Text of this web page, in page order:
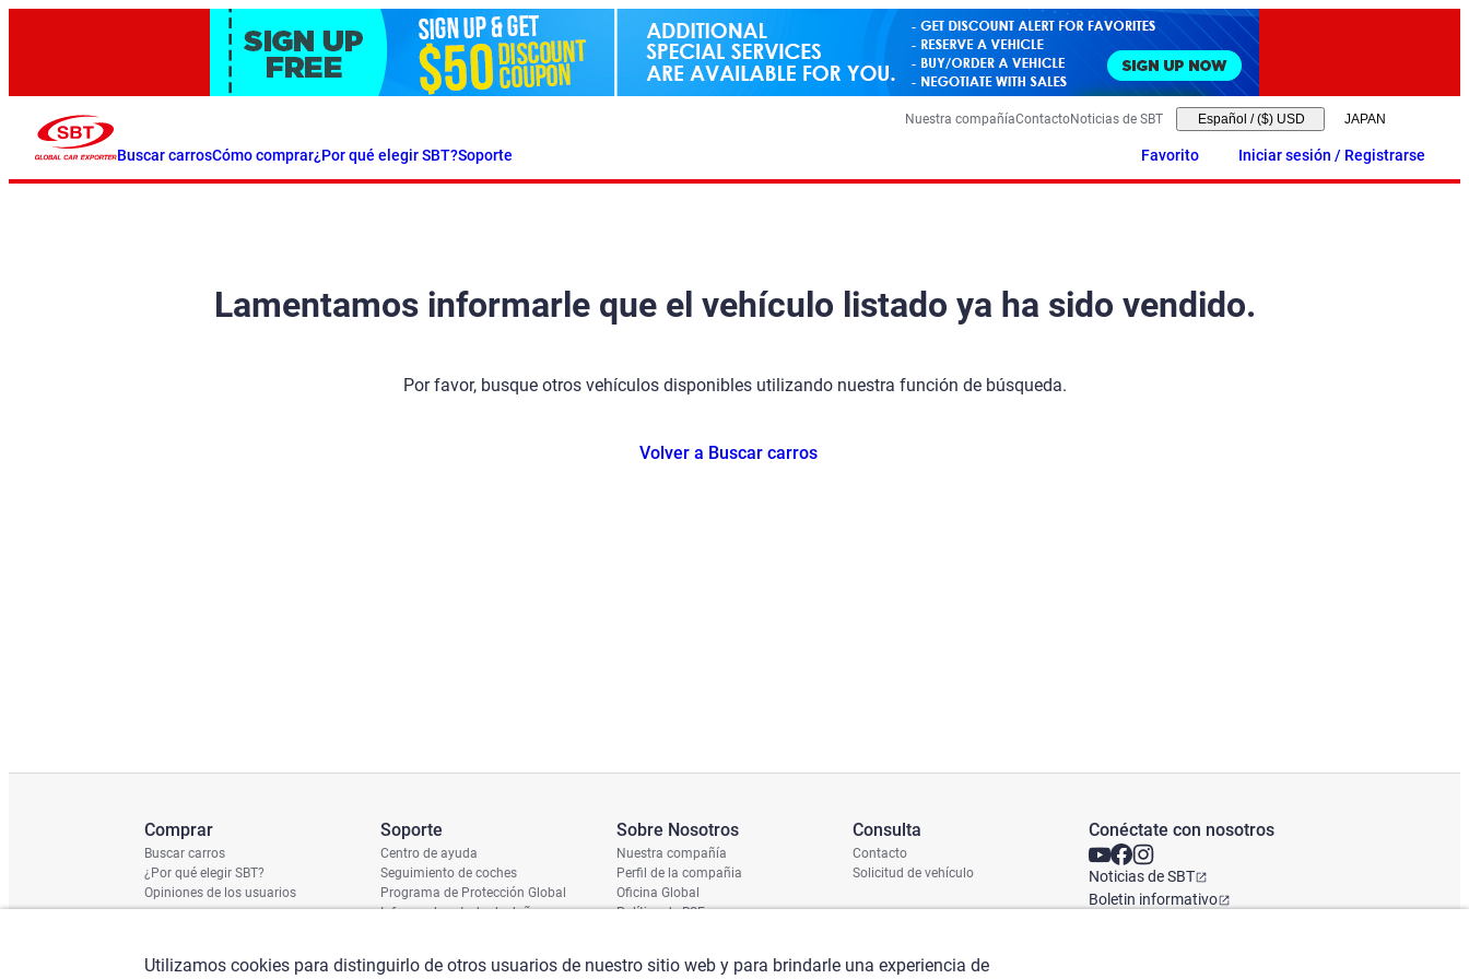
Buscar carrosCómo comprar¿Por qué elegir SBT?Soporte
Nuestra compañíaContactoNoticias de SBT Español / ($) USD
Favorito Iniciar sesión / Registrarse
Lamentamos informarle que el vehículo listado ya ha sido vendido.
Por favor, busque otros vehículos disponibles utilizando nuestra función de búsqueda.
Volver a Buscar carros
Comprar
Buscar carros
¿Por qué elegir SBT?
Opiniones de los usuarios
Soporte
Centro de ayuda
Seguimiento de coches
Programa de Protección Global
Informe de estado de daños
Sobre Nosotros
Nuestra compañía
Perfil de la compañia
Oficina Global
Política de RSE
Consulta
Contacto
Solicitud de vehículo
Conéctate con nosotros
Noticias de SBT
Boletin informativo
Utilizamos cookies para distinguirlo de otros usuarios de nuestro sitio web y para brindarle una experiencia de